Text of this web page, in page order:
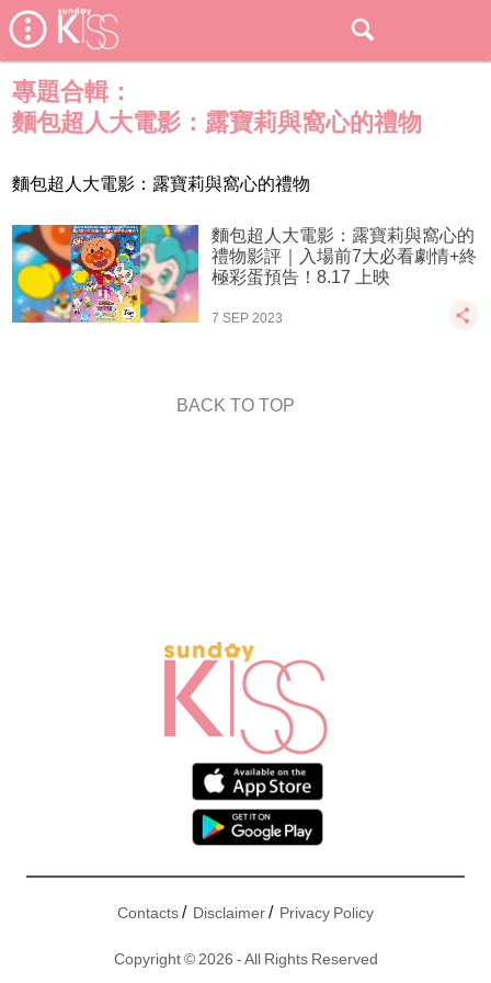
專題合輯：
麵包超人大電影：露寶莉與窩心的禮物
麵包超人大電影：露寶莉與窩心的禮物
麵包超人大電影：露寶莉與窩心的
禮物影評｜入場前7大必看劇情+終
極彩蛋預告！8.17 上映
7 SEP 2023
BACK TO TOP
Contacts/ Disclaimer/ Privacy Policy
Copyright © 2026 - All Rights Reserved